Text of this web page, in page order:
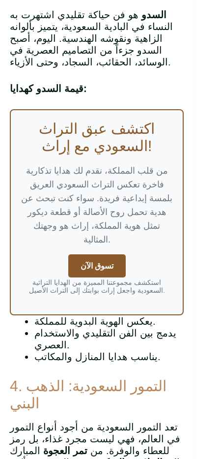
السدو هو فن حياكة تقليدي اشتهرت به
النساء في البادية السعودية، يتميز بألوانه
الزاهية ونقوشه الهندسية. اليوم، أصبح
السدو جزءاً من التصاميم العصرية في
الوسائد، الحقائب، السجاد، وحتى الأزياء.
قيمة السدو كهدايا:
اكتشف عبق التراث
السعودي مع إراث!
من قلب المملكة، نقدم لك هدايا تذكارية
فاخرة تعكس التراث السعودي العريق
بلمسة إبداعية فريدة. سواء كنت تبحث عن
هدية تحمل روح الأصالة أو قطعة ديكور
تمثل هوية المملكة، إراث هو وجهتك
المثالية.
تسوق الآن
استكشف مجموعتنا المميزة من الهدايا التراثية
يعكس الهوية البدوية للمملكة.
يدمج بين الفن التقليدي والاستخدام
العصري.
يناسب هدايا المنازل والمكاتب.
4. التمور السعودية: الذهب
البني
تعد التمور السعودية من أجود أنواع التمور
في العالم، فهي ليست مجرد غذاء، بل رمز
للعطاء والوفرة. من تمر العجوة المبارك